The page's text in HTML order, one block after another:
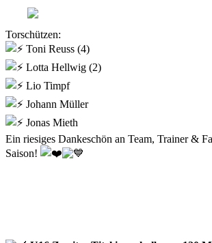
Torschützen:
Toni Reuss (4)
Lotta Hellwig (2)
Lio Timpf
Johann Müller
Jonas Mieth
Ein riesiges Dankeschön an Team, Trainer &
Saison!